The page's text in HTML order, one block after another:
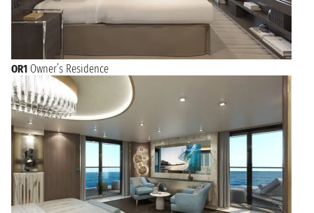
OR1 Owner’s Residence